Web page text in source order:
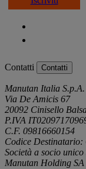
Contatti Contatti
Manutan Italia S.p.A.
Via De Amicis 67
20092 Cinisello
P.IVA
C.F. 09816660154
Codice
Società a socio
Manutan Holding SA